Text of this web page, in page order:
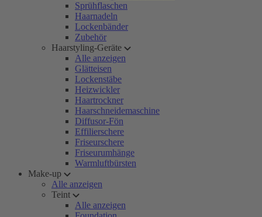
Sprühflaschen
Haarnadeln
Lockenbänder
Zubehör
Haarstyling-Geräte
Alle anzeigen
Glätteisen
Lockenstäbe
Heizwickler
Haartrockner
Haarschneidemaschine
Diffusor-Fön
Effilierschere
Friseurschere
Friseurumhänge
Warmluftbürsten
Make-up
Alle anzeigen
Teint
Alle anzeigen